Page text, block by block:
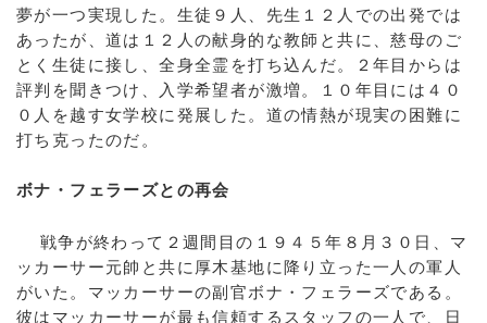
夢が一つ実現した。生徒９人、先生１２人での出発では
あったが、道は１２人の献身的な教師と共に、慈母のご
とく生徒に接し、全身全霊を打ち込んだ。２年目からは
評判を聞きつけ、入学希望者が激増。１０年目には４０
０人を越す女学校に発展した。道の情熱が現実の困難に
打ち克ったのだ。
ボナ・フェラーズとの再会
戦争が終わって２週間目の１９４５年８月３０日、マ
ッカーサー元帥と共に厚木基地に降り立った一人の軍人
がいた。マッカーサーの副官ボナ・フェラーズである。
彼はマッカーサーが最も信頼するスタッフの一人で、日